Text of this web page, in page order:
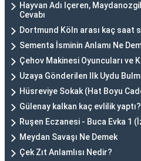
Hayvan Adı Içeren,
Cevabı
Dortmund Köln arası kaç saat
Sementa İsminin Anlamı Ne
Çehov Makinesi Oyuncuları ve
Uzaya Gönderilen Ilk Uydu
Hüsreviye Sokak (Hat Boyu
Gülenay kalkan kaç evlilik yaptı?
Ruşen Eczanesi - Buca Evka 1
Meydan Savaşı Ne Demek
Çek Zıt Anlamlısı Nedir?